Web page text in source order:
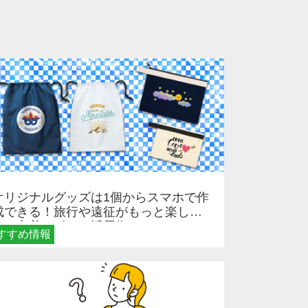
すめ情報
リジナルグッズは1個からスマホで作
できる！旅行や遠征がもっと楽しく
る巾着＆ポーチ活用術